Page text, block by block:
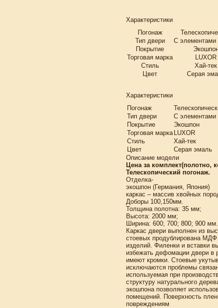
Характеристики
Погонаж
Тип двери
С элементами
Покрытие
Торговая марка
LUXOR
Стиль
Хай-тек
Цвет
Серая
Характеристики
Погонаж
Тип двери
С элементами
Покрытие
Экошпон
Торговая марка LUXOR
Стиль
Хай-тек
Цвет
Серая эмаль
Описание модели
Цена за комплект(полотно,
Телескопический погонаж.
Отделка-
экошпон (Германия, Япония)
каркас – массив хвойных
Доборы 100,150мм.
Толщина полотна: 35 мм;
Высота: 2000 мм;
Ширина: 600; 700; 800; 900 мм.
Каркас двери выполнен из
стоевых продублирована
изделий. Филенки и вставки
избежать дефомации двери в
имеют кромки. Стоевые
исключаются проблемы
используемая при
структуру натурального
экошпона позволяет
помещений. Поверхность
повреждениям